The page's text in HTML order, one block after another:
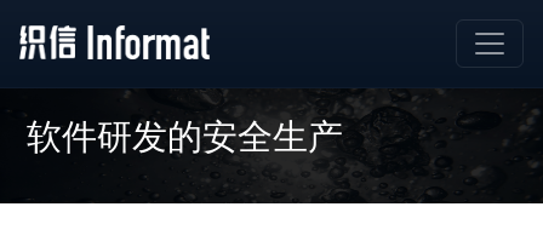
软件研发的安全生产